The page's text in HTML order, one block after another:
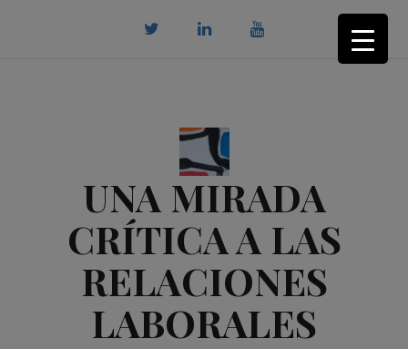
UNA MIRADA
CRÍTICA A LAS
RELACIONES
LABORALES